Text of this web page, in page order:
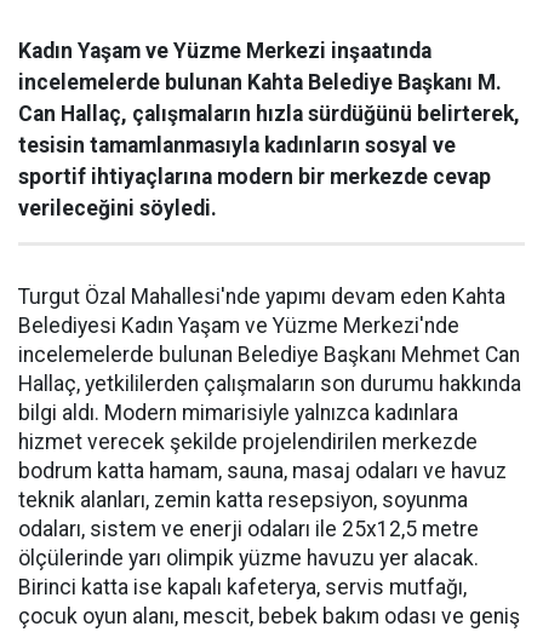
Kadın Yaşam ve Yüzme Merkezi inşaatında
incelemelerde bulunan Kahta Belediye Başkanı M.
Can Hallaç, çalışmaların hızla sürdüğünü belirterek,
tesisin tamamlanmasıyla kadınların sosyal ve
sportif ihtiyaçlarına modern bir merkezde cevap
verileceğini söyledi.
Turgut Özal Mahallesi'nde yapımı devam eden Kahta
Belediyesi Kadın Yaşam ve Yüzme Merkezi'nde
incelemelerde bulunan Belediye Başkanı Mehmet Can
Hallaç, yetkililerden çalışmaların son durumu hakkında
bilgi aldı. Modern mimarisiyle yalnızca kadınlara
hizmet verecek şekilde projelendirilen merkezde
bodrum katta hamam, sauna, masaj odaları ve havuz
teknik alanları, zemin katta resepsiyon, soyunma
odaları, sistem ve enerji odaları ile 25x12,5 metre
ölçülerinde yarı olimpik yüzme havuzu yer alacak.
Birinci katta ise kapalı kafeterya, servis mutfağı,
çocuk oyun alanı, mescit, bebek bakım odası ve geniş